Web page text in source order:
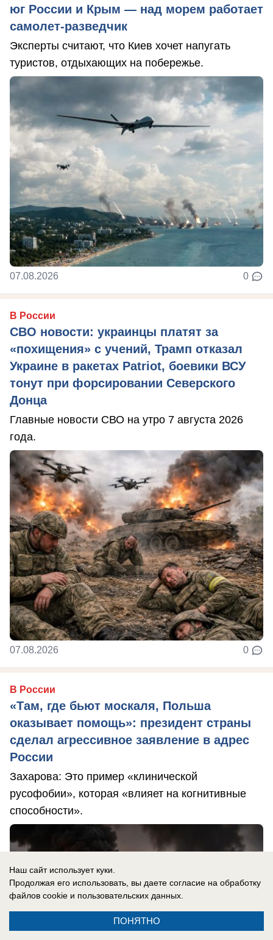
юг России и Крым — над морем работает
самолет-разведчик
Эксперты считают, что Киев хочет напугать
туристов, отдыхающих на побережье.
07.08.2026 0
В России
СВО новости: украинцы платят за
«похищения» с учений, Трамп отказал
Украине в ракетах Patriot, боевики ВСУ
тонут при форсировании Северского
Донца
Главные новости СВО на утро 7 августа 2026
года.
07.08.2026 0
В России
«Там, где бьют москаля, Польша
оказывает помощь»: президент страны
сделал агрессивное заявление в адрес
России
Захарова: Это пример «клинической
русофобии», которая «влияет на когнитивные
способности».
Наш сайт использует куки.
Продолжая его использовать, вы даете согласие на обработку
файлов cookie и пользовательских данных.
ПОНЯТНО